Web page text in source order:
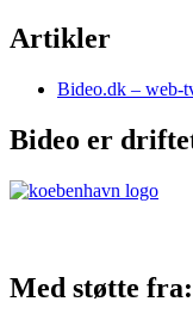
Artikler
Bideo.dk – web-
Bideo er
Med støtte fra: